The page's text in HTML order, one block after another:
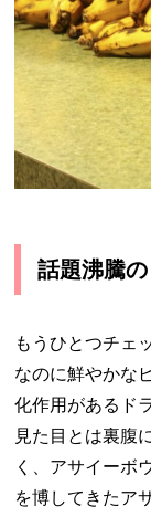
話題沸騰
もうひとつチェ
なのに鮮やかな
化作用があるド
見た目とは裏腹
く、アサイーボ
を博してきたア